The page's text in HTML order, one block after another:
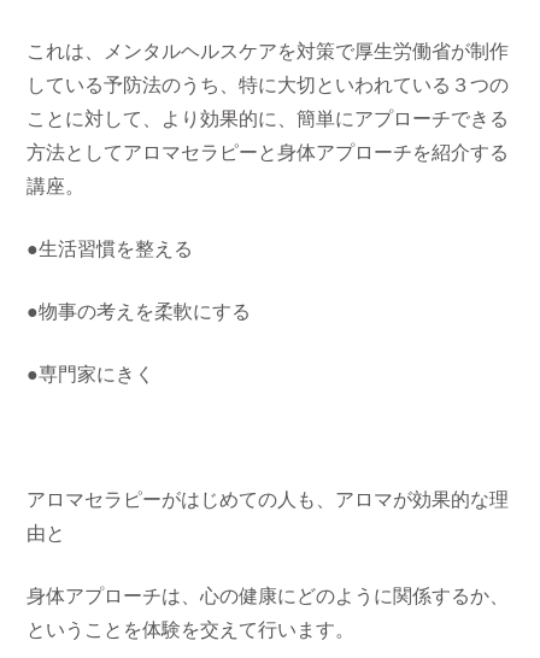
これは、メンタルヘルスケアを対策で厚生労働省が制作
している予防法のうち、特に大切といわれている３つの
ことに対して、より効果的に、簡単にアプローチできる
方法としてアロマセラピーと身体アプローチを紹介する
講座。
●生活習慣を整える
●物事の考えを柔軟にする
●専門家にきく
アロマセラピーがはじめての人も、アロマが効果的な理
由と
身体アプローチは、心の健康にどのように関係するか、
ということを体験を交えて行います。